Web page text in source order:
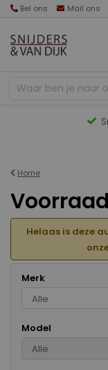
Bel ons Mail ons
Home
Voorraad
Helaas is deze
Merk
Model